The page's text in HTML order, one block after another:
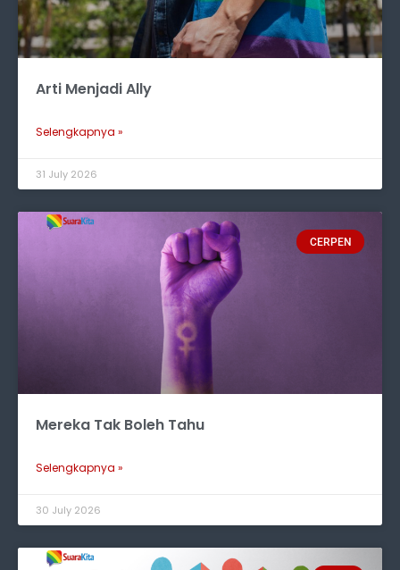
Arti Menjadi Ally
Selengkapnya »
31 July 2026
CERPEN
Mereka Tak Boleh Tahu
Selengkapnya »
30 July 2026